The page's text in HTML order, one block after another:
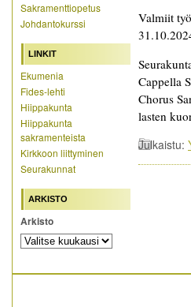
Sakramenttiopetus
Johdantokurssi
LINKIT
Ekumenia
Fides-lehti
Hiippakunta
Hiippakunta
sakramenteista
Kirkkoon liittyminen
Seurakunnat
ARKISTO
Arkisto
Valmiit
Cappella
Chorus
lasten
Julkaistu: